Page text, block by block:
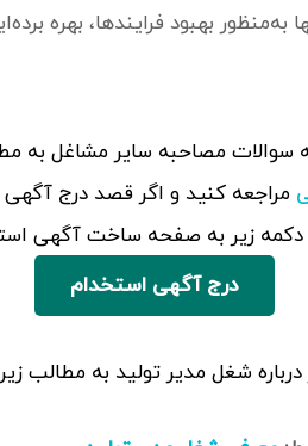
به‌منظور بهبود فرایند‌ها، بهره
سوالات مصاحبه سایر مشاغل به
مراجعه کنید و اگر قصد درج آگهی
دکمه زیر به صفحه ساخت آگهی
درج آگهی استخدام
شغل مدیر تولید به مطالب